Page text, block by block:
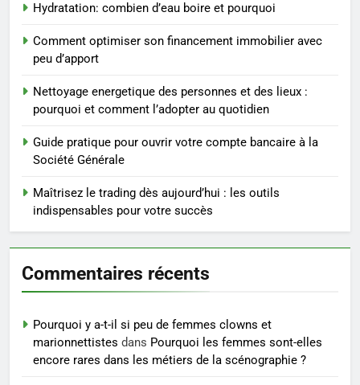
substituts de repas : guide et
conseils pratiques
BIEN ÊTRE
Postures de yoga essentielles
rapidement et durable
BIEN ÊTRE
5
Infection chronique de l’oreille :
tout ce qu’il faut savoir sur les
saignements
SANTÉ
6
peau éclatante grâce à The
Ordinary
SANTÉ
Hydratation: combien d’eau boire et pourquoi
Comment optimiser son financement immobilier avec
peu d’apport
Nettoyage energetique des personnes et des lieux :
pourquoi et comment l’adopter au quotidien
Guide pratique pour ouvrir votre compte bancaire à la
Société Générale
Maîtrisez le trading dès aujourd’hui : les outils
indispensables pour votre succès
Commentaires récents
Pourquoi y a-t-il si peu de femmes clowns et
marionnettistes dans Pourquoi les femmes sont-elles
encore rares dans les métiers de la scénographie ?